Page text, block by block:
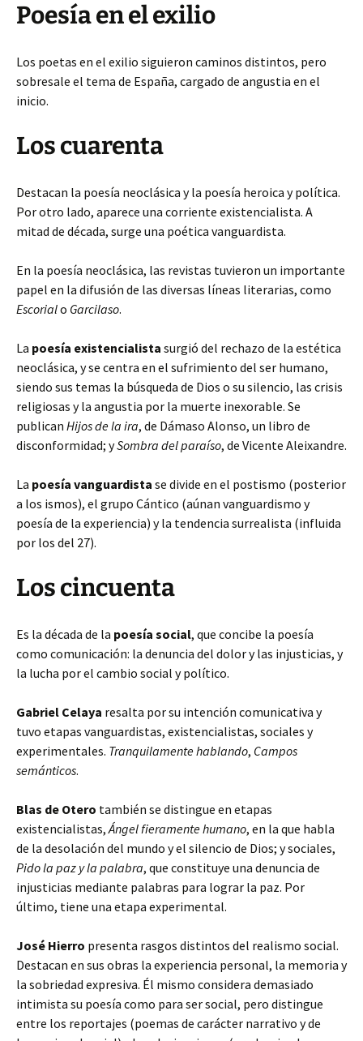
Poesía en el exilio
Los poetas en el exilio siguieron caminos distintos, pero
sobresale el tema de España, cargado de angustia en el
inicio.
Los cuarenta
Destacan la poesía neoclásica y la poesía heroica y política.
Por otro lado, aparece una corriente existencialista. A
mitad de década, surge una poética vanguardista.
En la poesía neoclásica, las revistas tuvieron un importante
papel en la difusión de las diversas líneas literarias, como
Escorialo Garcilaso.
La poesía existencialista surgió del rechazo de la estética
neoclásica, y se centra en el sufrimiento del ser humano,
siendo sus temas la búsqueda de Dios o su silencio, las crisis
religiosas y la angustia por la muerte inexorable. Se
publican Hijos de la ira, de Dámaso Alonso, un libro de
disconformidad; ySombra del paraíso, de Vicente Aleixandre.
La poesía vanguardista se divide en el postismo (posterior
a los ismos), el grupo Cántico (aúnan vanguardismo y
poesía de la experiencia) y la tendencia surrealista (influida
por los del 27).
Los cincuenta
Es la década de la poesía social, que concibe la poesía
como comunicación: la denuncia del dolor y las injusticias, y
la lucha por el cambio social y político.
Gabriel Celaya resalta por su intención comunicativa y
tuvo etapas vanguardistas, existencialistas, sociales y
experimentales. Tranquilamente hablando, Campos
semánticos.
Blas de Otero también se distingue en etapas
existencialistas,Ángel fieramente humano, en la que habla
de la desolación del mundo y el silencio de Dios; y sociales,
Pido la paz y la palabra, que constituye una denuncia de
injusticias mediante palabras para lograr la paz. Por
último, tiene una etapa experimental.
José Hierro presenta rasgos distintos del realismo social.
Destacan en sus obras la experiencia personal, la memoria y
la sobriedad expresiva. Él mismo considera demasiado
intimista su poesía como para ser social, pero distingue
entre los reportajes (poemas de carácter narrativo y de